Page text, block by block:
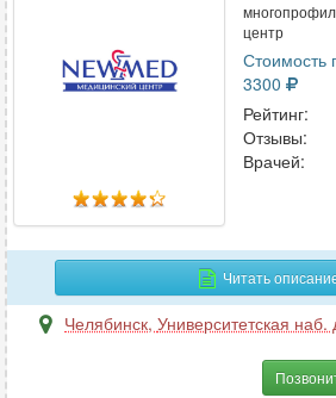
центр
Стоимость
3300
Рейтинг:
Отзывы:
Врачей:
Читать
Челябинск, Университетская наб.